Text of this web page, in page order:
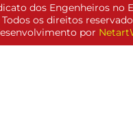
dos Engenheiros no
os direitos
por